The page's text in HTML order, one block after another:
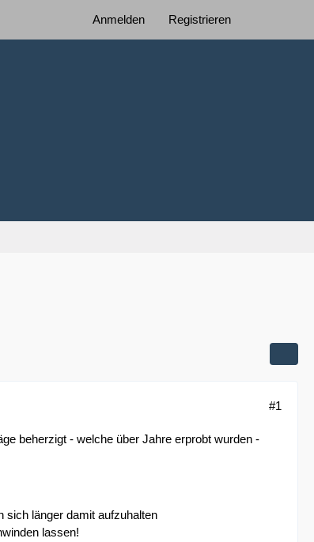
Anmelden Registrieren
#1
beherzigt - welche über Jahre erprobt wurden -
sich länger damit aufzuhalten
lassen!